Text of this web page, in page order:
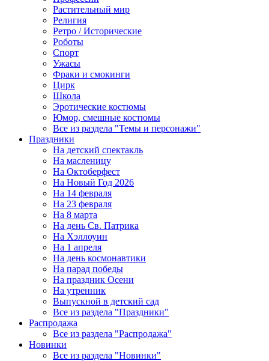
Растительный мир
Религия
Ретро / Исторические
Роботы
Спорт
Ужасы
Фраки и смокинги
Цирк
Школа
Эротические костюмы
Юмор, смешные костюмы
Все из раздела "Темы и персонажи"
Праздники
На детский спектакль
На масленицу
На Октоберфест
На Новый Год 2026
На 14 февраля
На 23 февраля
На 8 марта
На день Св. Патрика
На Хэллоуин
На 1 апреля
На день космонавтики
На парад победы
На праздник Осени
На утренник
Выпускной в детский сад
Все из раздела "Праздники"
Распродажа
Все из раздела "Распродажа"
Новинки
Все из раздела "Новинки"